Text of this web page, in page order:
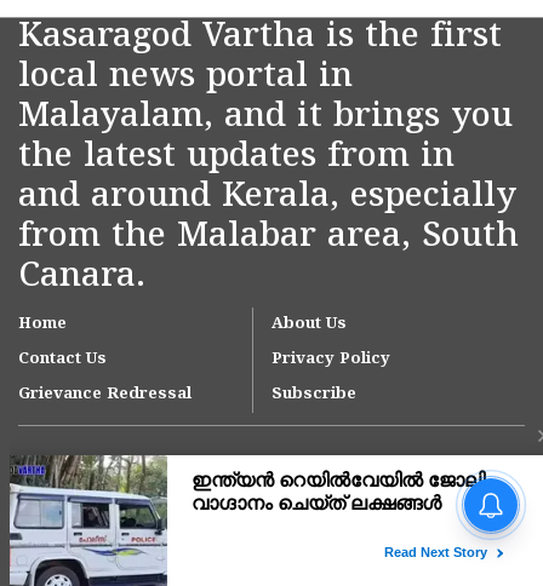
Kasaragod Vartha is the first
local news portal in
Malayalam, and it brings you
the latest updates from in
and around Kerala, especially
from the Malabar area, South
Canara.
Home
About Us
Contact Us
Privacy Policy
Grievance Redressal
Subscribe
Copyright © 2007-
നീലേശ്വരം ആനച്ചാലിൽ
ഇഴജന്തുക്കളുടെ താവളമായി
പരിസരം; ദുരിതം പേറി